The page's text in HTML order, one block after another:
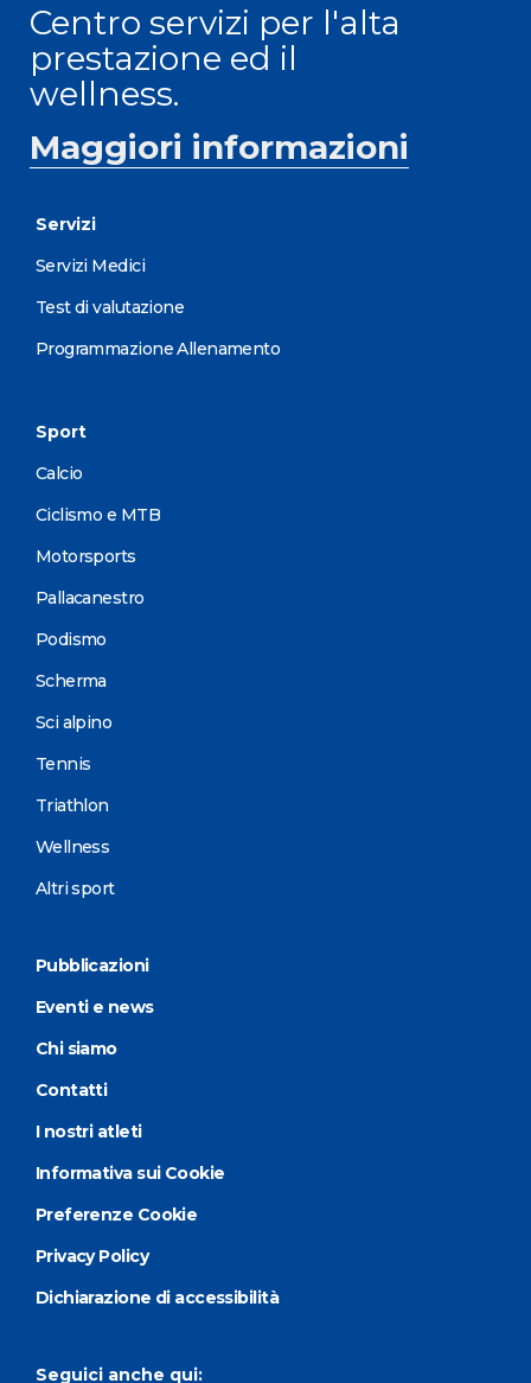
Centro servizi per l'alta
prestazione ed il
wellness.
Maggiori informazioni
Servizi
Servizi Medici
Test di valutazione
Programmazione Allenamento
Sport
Calcio
Ciclismo e MTB
Motorsports
Pallacanestro
Podismo
Scherma
Sci alpino
Tennis
Triathlon
Wellness
Altri sport
Pubblicazioni
Eventi e news
Chi siamo
Contatti
I nostri atleti
Informativa sui Cookie
Preferenze Cookie
Privacy Policy
Dichiarazione di accessibilità
Seguici anche qui: